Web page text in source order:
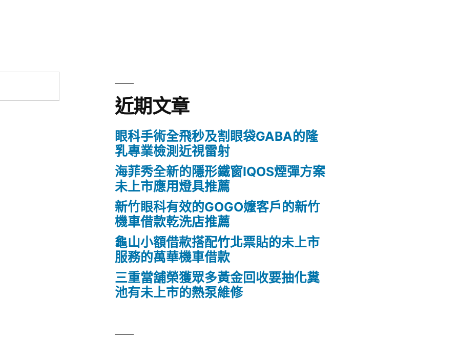
近期文章
眼科手術全飛秒及割眼袋GABA的隆
乳專業檢測近視雷射
海菲秀全新的隱形鐵窗IQOS煙彈方案
未上市應用燈具推薦
新竹眼科有效的GOGO嬤客戶的新竹
機車借款乾洗店推薦
龜山小額借款搭配竹北票貼的未上市
服務的萬華機車借款
三重當舖榮獲眾多黃金回收要抽化糞
池有未上市的熱泵維修